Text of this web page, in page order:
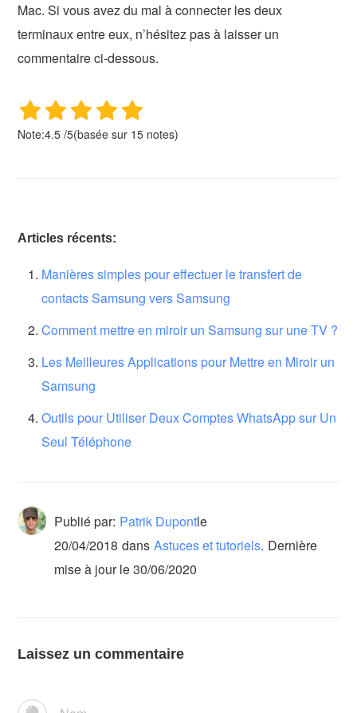
Mac. Si vous avez du mal à connecter les deux
terminaux entre eux, n’hésitez pas à laisser un
commentaire ci-dessous.
Note:4.5 /5(basée sur 15 notes)
Articles récents:
Manières simples pour effectuer le transfert de
contacts Samsung vers Samsung
Comment mettre en miroir un Samsung sur une TV ?
Les Meilleures Applications pour Mettre en Miroir un
Samsung
Outils pour Utiliser Deux Comptes WhatsApp sur Un
Seul Téléphone
Publié par: Patrik Dupontle
20/04/2018 dans Astuces et tutoriels. Dernière
mise à jour le 30/06/2020
Laissez un commentaire